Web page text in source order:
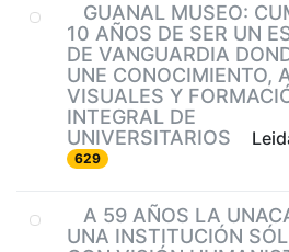
GUANAL MUSEO:
10 AÑOS DE SER UN
DE VANGUARDIA
UNE CONOCIMIENTO,
VISUALES Y
INTEGRAL DE
UNIVERSITARIOS
629
A 59 AÑOS LA
UNA INSTITUCIÓN